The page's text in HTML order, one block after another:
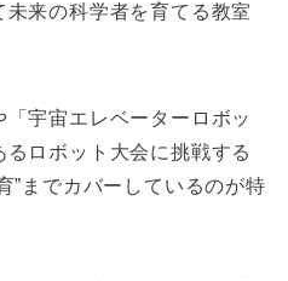
来の科学者を育てる教室
「宇宙エレベーターロボッ
るロボット大会に挑戦する
”までカバーしているのが特